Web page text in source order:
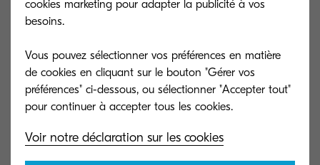
Pour renforcer les mesures de sécurité relatives
une solution intégrée qui requière des utilisateurs
qu'ils s'identifient au moment de se connecter
aux appareils en réseau, garantissant ainsi un
d'un SMartCard (CAC/PIV) et d'un code NIP.
cookies marketing pour adapter la publicité à vos
besoins.
Vous pouvez sélectionner vos préférences en matière
de cookies en cliquant sur le bouton "Gérer vos
préférences" ci-dessous, ou sélectionner "Accepter tout"
Voir notre déclaration sur les cookies